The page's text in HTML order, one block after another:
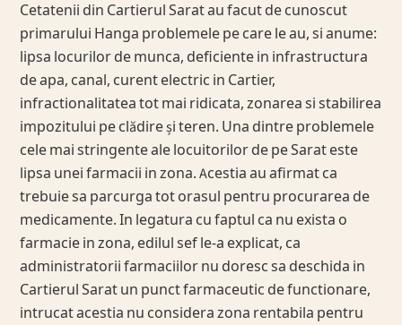
Cetatenii din Cartierul Sarat au facut de cunoscut
primarului Hanga problemele pe care le au, si anume:
lipsa locurilor de munca, deficiente in infrastructura
de apa, canal, curent electric in Cartier,
infractionalitatea tot mai ridicata, zonarea si stabilirea
impozitului pe clădire și teren. Una dintre problemele
cele mai stringente ale locuitorilor de pe Sarat este
lipsa unei farmacii in zona. Acestia au afirmat ca
trebuie sa parcurga tot orasul pentru procurarea de
medicamente. In legatura cu faptul ca nu exista o
farmacie in zona, edilul sef le-a explicat, ca
administratorii farmaciilor nu doresc sa deschida in
Cartierul Sarat un punct farmaceutic de functionare,
intrucat acestia nu considera zona rentabila pentru